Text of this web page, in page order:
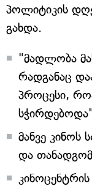
პოლიტიკის
გახდა.
"მადლობა
რადგანაც
პროცესი,
მანვე კინოს
და